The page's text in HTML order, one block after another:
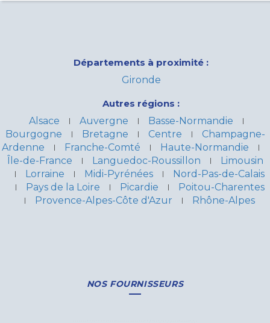
Départements à proximité :
Gironde
Autres régions :
Alsace
Auvergne
Basse-Normandie
Bourgogne
Bretagne Centre
Champagne-
Ardenne
Franche-Comté
Haute-Normandie
Île-de-France
Languedoc-Roussillon
Limousin
Lorraine
Midi-Pyrénées
Nord-Pas-de-Calais
Pays de la Loire
Picardie
Poitou-Charentes
Provence-Alpes-Côte d'Azur
Rhône-Alpes
NOS FOURNISSEURS